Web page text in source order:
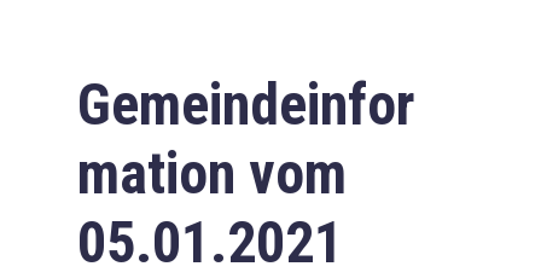
Gemeindeinfor
mation vom
05.01.2021